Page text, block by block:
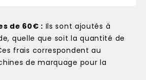
de 60€ : Ils sont ajoutés à
quelle que soit la quantité de
frais correspondent au
de marquage pour la